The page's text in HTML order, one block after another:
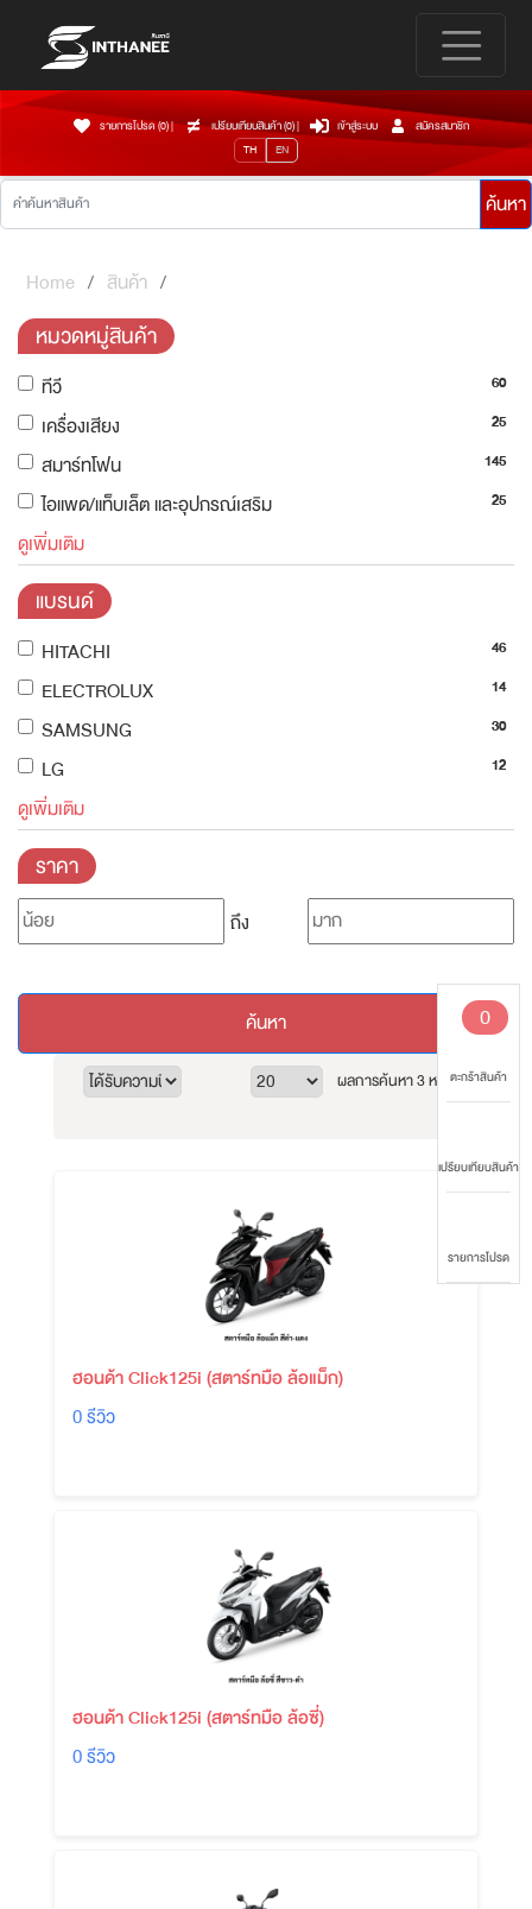
รายการโปรด (0)| เปรียบเทียบสินค้า (0)| เข้าสู่ระบบ
สมัครสมาชิก
TH
EN
ค้นหา
0
ตะกร้าสินค้า
เปรียบเทียบสินค้า
รายการโปรด
Home สินค้า
หมวดหมู่สินค้า
ทีวี 60
เครื่องเสียง 25
สมาร์ทโฟน 145
ไอแพด/แท็บเล็ต และอุปกรณ์เสริม 25
ดูเพิ่มเติม
แบรนด์
HITACHI 46
ELECTROLUX 14
SAMSUNG 30
LG 12
ดูเพิ่มเติม
ราคา
ถึง
ค้นหา
ผลการค้นหา 3 หน้า1/
ฮอนด้า Click125i (สตาร์ทมือ ล้อแม็ก)
0 รีวิว
ฮอนด้า Click125i (สตาร์ทมือ ล้อซี่)
0 รีวิว